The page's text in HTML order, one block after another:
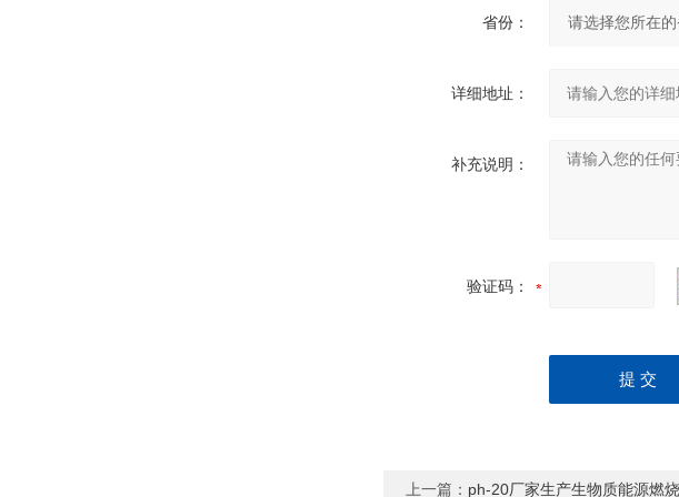
省份：
详细地址：
补充说明：
验证码：
上一篇： ph-20厂家生产生物质能源燃